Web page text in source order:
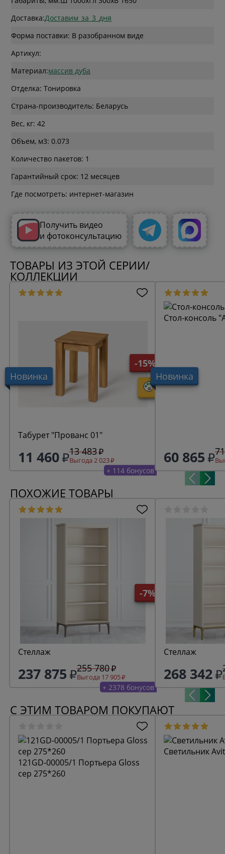
Доставка:Доставим_за_3_дня
Форма поставки: В разобранном виде
Артикул:
Материал:массив дуба
Отделка: Тонировка
Страна-производитель: Беларусь
Вес, кг: 42
Объем, м3: 0.073
Количество пакетов: 1
Гарантийный срок: 12 месяцев
Где посмотреть: интернет-магазин
Получить видео
и фотоконсультацию
ТОВАРЫ ИЗ ЭТОЙ СЕРИИ/
КОЛЛЕКЦИИ
Новинка
-15%
Табурет "Прованс 01"
11 460 13 483
Выгода 2 023
+ 114 бонусов
Новинка
Стол-консоль
60 865
ПОХОЖИЕ ТОВАРЫ
-7%
Стеллаж
237 875 255 780
Выгода 17 905
+ 2378 бонусов
Стеллаж
268 342
С ЭТИМ ТОВАРОМ ПОКУПАЮТ
121GD-00005/1 Портьера Gloss
сер 275*260
Светильник